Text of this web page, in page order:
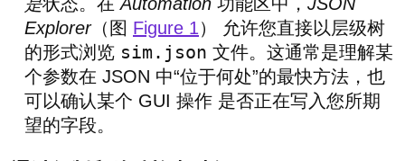
Explorer（图 Figure 1） 允许您直接以层级树
的形式浏览 sim.json 文件。这通常是理解某
个参数在 JSON 中“位于何处”的最快方法，也
可以确认某个 GUI 操作 是否正在写入您所期
望的字段。